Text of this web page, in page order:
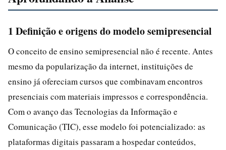
1 Definição e origens do modelo semipresencial
O conceito de ensino semipresencial não é recente. Antes
mesmo da popularização da internet, instituições de
ensino já ofereciam cursos que combinavam encontros
presenciais com materiais impressos e correspondência.
Com o avanço das Tecnologias da Informação e
Comunicação (TIC), esse modelo foi potencializado: as
plataformas digitais passaram a hospedar conteúdos,